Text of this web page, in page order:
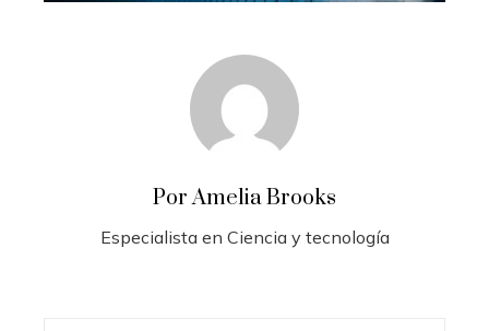
Por Amelia Brooks
Especialista en Ciencia y tecnología